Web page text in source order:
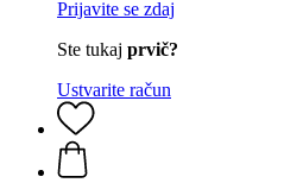
Prijavite se zdaj
Ste tukaj prvič?
Ustvarite račun